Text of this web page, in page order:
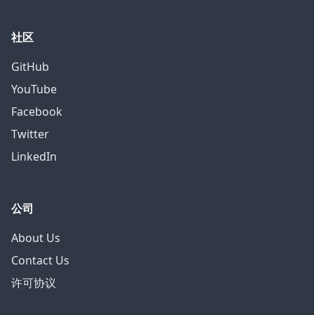
社区
GitHub
YouTube
Facebook
Twitter
LinkedIn
公司
About Us
Contact Us
许可协议